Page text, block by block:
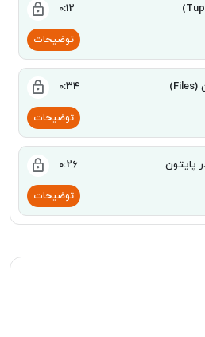
0:12
توضیحات
0:34
توضیحات
0:26
توضیحات